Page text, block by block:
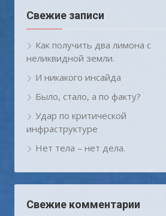
Свежие записи
Как получить два лимона с
неликвидной земли.
И никакого инсайда
Было, стало, а по факту?
Удар по критической
инфраструктуре
Нет тела – нет дела.
Свежие комментарии